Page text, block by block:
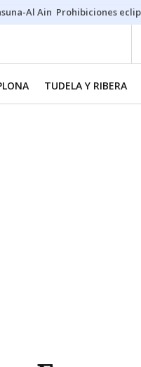
Al Ain Prohibiciones
TUDELA Y RIBERA